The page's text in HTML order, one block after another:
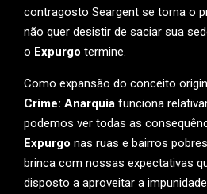
contragosto Seargent se torna o
não quer desistir de saciar sua
o Expurgo termine.
Como expansão do conceito
Crime: Anarquia funciona
podemos ver todas as
Expurgo nas ruas e bairros
brinca com nossas expectativas
disposto a aproveitar a